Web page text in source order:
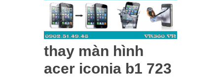
thay màn hình
acer iconia b1 723